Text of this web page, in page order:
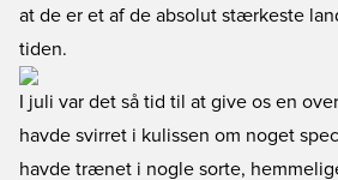
at de er et af de absolut stærkeste
tiden.
I juli var det så tid til at give os en
havde svirret i kulissen om noget
havde trænet i nogle sorte,